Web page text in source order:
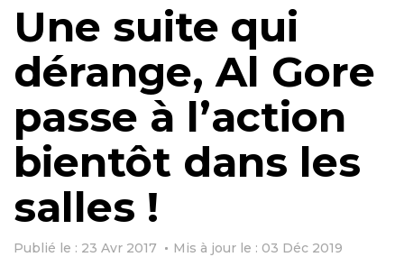
Une suite qui
dérange, Al Gore
passe à l’action
bientôt dans les
salles !
Publié le : 23 Avr 2017
Mis à jour le : 03 Déc 2019